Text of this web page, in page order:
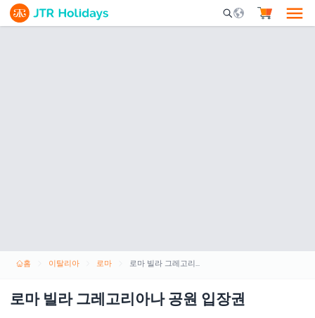
Mobile Search
홈 이탈리아 로마 로마 빌라 그레고리아나 공원 입장권
로마 빌라 그레고리아나 공원 입장권